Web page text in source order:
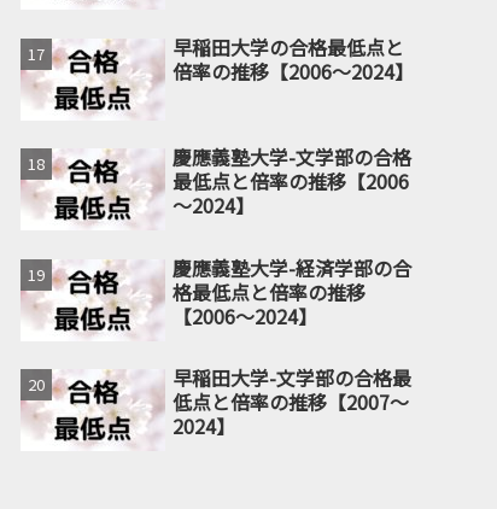
早稲田大学の合格最低点と
倍率の推移【2006～2024】
慶應義塾大学-文学部の合格
最低点と倍率の推移【2006
～2024】
慶應義塾大学-経済学部の合
格最低点と倍率の推移
【2006～2024】
早稲田大学-文学部の合格最
低点と倍率の推移【2007～
2024】